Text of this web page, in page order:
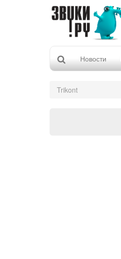
Новости
Trikont